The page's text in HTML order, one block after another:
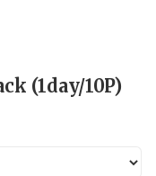
(1day/10P)